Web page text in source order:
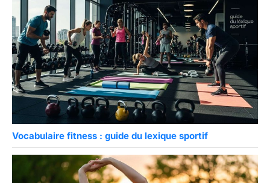
Vocabulaire fitness : guide du lexique sportif